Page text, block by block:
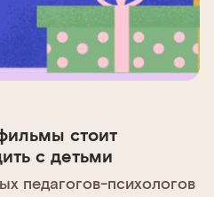
стоит
с детьми
педагогов-психологов